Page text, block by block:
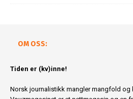
OM OSS:
Tiden er (kv)inne!
Norsk journalistikk mangler mangfold og